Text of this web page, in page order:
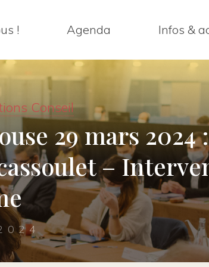
! Agenda Infos &
Conseil
29 mars 2024 :
–